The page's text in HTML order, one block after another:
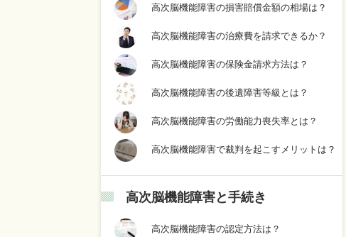
高次脳機能障害の損害賠償金額の相場は？
高次脳機能障害の治療費を請求できるか？
高次脳機能障害の保険金請求方法は？
高次脳機能障害の後遺障害等級とは？
高次脳機能障害の労働能力喪失率とは？
高次脳機能障害で裁判を起こすメリットは？
高次脳機能障害と手続き
高次脳機能障害の認定方法は？